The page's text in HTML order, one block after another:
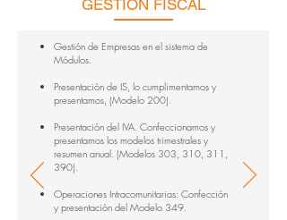
GESTIÓN FISCAL
Gestión de Empresas en el sistema de
Módulos.
Presentación de IS, lo cumplimentamos y
presentamos, (Modelo 200).
Presentación del IVA. Confeccionamos y
presentamos los modelos trimestrales y
resumen anual. (Modelos 303, 310, 311,
390).
Operaciones Intracomunitarias: Confección
y presentación del Modelo 349.